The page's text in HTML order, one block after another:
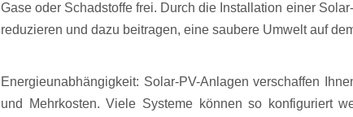
Gase oder Schadstoffe frei. Durch die Installation einer
reduzieren und dazu beitragen, eine saubere Umwelt auf
Energieunabhängigkeit: Solar-PV-Anlagen verschaffen
und Mehrkosten. Viele Systeme können so konfiguriert